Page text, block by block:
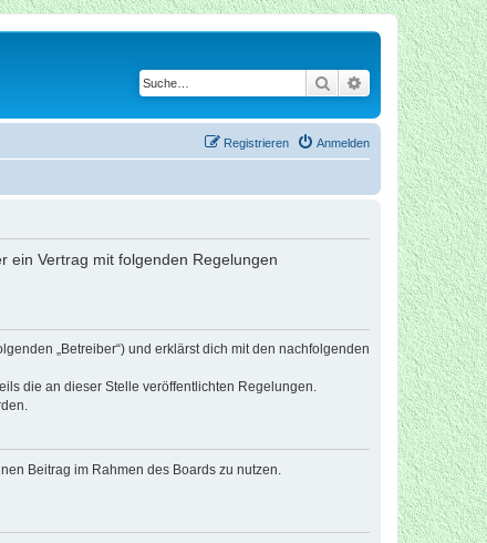
Suche Erweiterte Suche
Anmelden
Registrieren
ein Vertrag mit folgenden Regelungen
„Betreiber“) und erklärst dich mit den nachfolgenden
die an dieser Stelle veröffentlichten Regelungen.
Beitrag im Rahmen des Boards zu nutzen.